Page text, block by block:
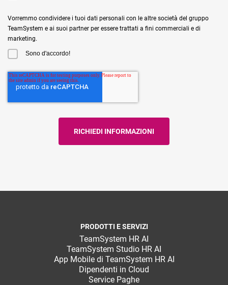
Vorremmo condividere i tuoi dati personali con le altre società del gruppo
TeamSystem e ai suoi partner per essere trattati a fini commerciali e di
marketing.
Sono d'accordo!
PRODOTTI E SERVIZI
TeamSystem HR AI
TeamSystem Studio HR AI
App Mobile di TeamSystem HR AI
Dipendenti in Cloud
Service Paghe